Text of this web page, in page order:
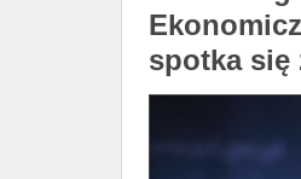
spotka się